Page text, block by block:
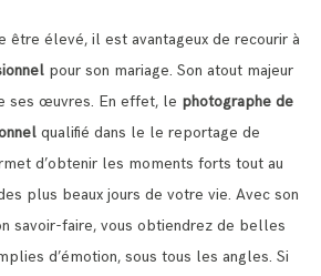
être élevé, il est avantageux de recourir à
pour son mariage. Son atout majeur
ses œuvres. En effet, le photographe de
qualifié dans le le reportage de
d’obtenir les moments forts tout au
plus beaux jours de votre vie. Avec son
savoir-faire, vous obtiendrez de belles
d’émotion, sous tous les angles. Si